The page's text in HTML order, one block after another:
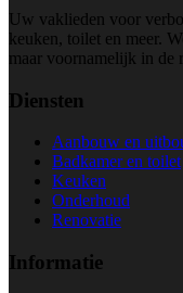
Uw vaklieden voor
keuken, toilet en meer.
maar voornamelijk in de
Diensten
Aanbouw en
Badkamer en toilet
Keuken
Onderhoud
Renovatie
Informatie